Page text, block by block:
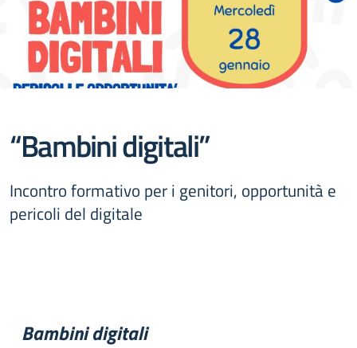
“Bambini digitali”
Incontro formativo per i genitori, opportunità e
pericoli del digitale
Bambini digitali